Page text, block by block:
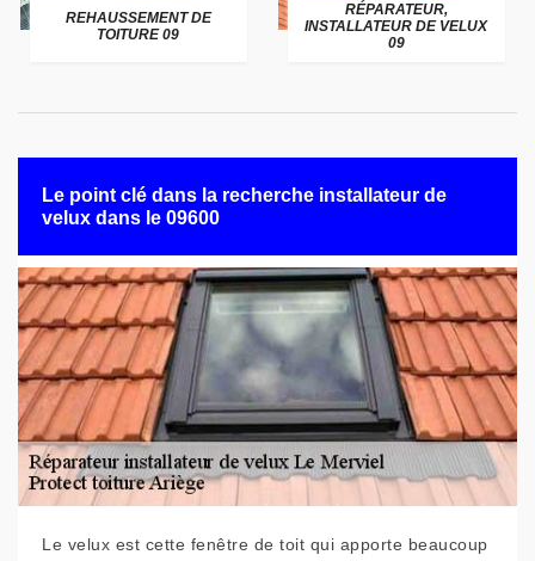
REHAUSSEMENT DE
TOITURE 09
RÉPARATEUR,
INSTALLATEUR DE VELUX
09
Le point clé dans la recherche installateur de
velux dans le 09600
Le velux est cette fenêtre de toit qui apporte beaucoup